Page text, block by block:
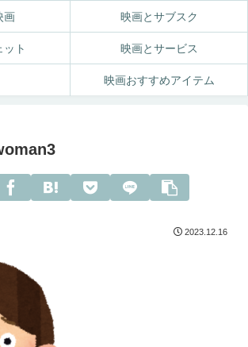
画 映画とサブスク
ト 映画とサービス
映画おすすめアイテム
2023.12.16